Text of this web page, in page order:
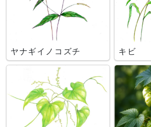
ヤナギイノコズチ キビ